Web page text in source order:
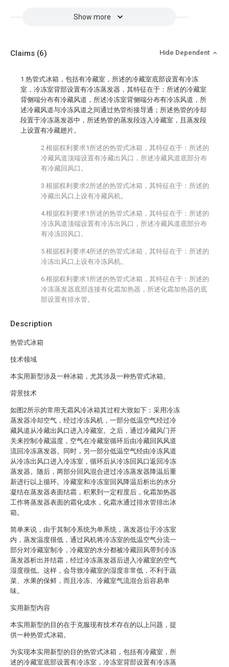
Show more
Description
热管式冰箱
技术领域
本实用新型涉及一种冰箱，尤其涉及一种热管式冰箱。
背景技术
如图2所示的常用无霜风冷冰箱其过程大致如下：采用冷冻
蒸发器冷却空气，经过冷冻风机，一部分低温空气经过冷
藏风道从冷藏出风口进入冷藏室。之后，通过冷藏风门开
关来控制冷藏温度，空气在冷藏室循环后由冷藏回风风道
流回冷冻蒸发器。同时，另一部分低温空气经由冷冻风道
从冷冻出风口进入冷冻室，循环后从冷冻回风口返回冷冻
蒸发器。随后，两部分回风混合进过冷冻蒸发器降温后重
新进行以上循环。冷藏室和冷冻室回风降温后析出的水分
凝结在蒸发器表面结霜，积累到一定程度后，化霜加热器
工作将蒸发器表面的霜化成水，化霜水通过排水管排出冰
箱。
简单来说，由于其制冷系统为单系统，蒸发器位于冷冻室
内，蒸发温度很低，通过风机将冷冻室的低温空气分流一
部分对冷藏室制冷，冷藏室的水分都被冷藏回风带到冷冻
蒸发器析出并结霜，经过冷冻蒸发器后进入冷藏室的空气
湿度很低。这样，会导致冷藏室的湿度非常低，不利于蔬
菜、水果的保鲜，而且冷冻、冷藏室气流混合后容易串
味。
实用新型内容
本实用新型的目的在于克服现有技术存在的以上问题，提
供一种热管式冰箱。
为实现本实用新型的目的热管式冰箱，包括有冷藏室，所
述的冷藏室底部设置有冷冻室，冷冻室背部设置有冷冻蒸
Claims (6) Hide Dependent
1.热管式冰箱，包括有冷藏室，所述的冷藏室底部设置有冷冻
室，冷冻室背部设置有冷冻蒸发器，其特征在于：所述的冷藏室
背侧端分布有冷藏风道，所述冷冻室背侧端分布有冷冻风道，所
述冷藏风道与冷冻风道之间通过热管衔接导通；所述热管的冷却
段置于冷冻蒸发器中，所述热管的蒸发段连入冷藏室，且蒸发段
上设置有冷藏翅片。
2.根据权利要求1所述的热管式冰箱，其特征在于：所述的
冷藏风道顶端设置有冷藏出风口，所述冷藏风道底部分布
有冷藏回风口。
3.根据权利要求2所述的热管式冰箱，其特征在于：所述的
冷藏出风口上设有冷藏风机。
4.根据权利要求1所述的热管式冰箱，其特征在于：所述的
冷冻风道顶端设置有冷冻出风口，所述冷藏风道底部分布
有冷冻回风口。
5.根据权利要求4所述的热管式冰箱，其特征在于：所述的
冷冻出风口上设有冷冻风机。
6.根据权利要求1所述的热管式冰箱，其特征在于：所述的
冷冻蒸发器底部连接有化霜加热器，所述化霜加热器的底
部设置有排水管。